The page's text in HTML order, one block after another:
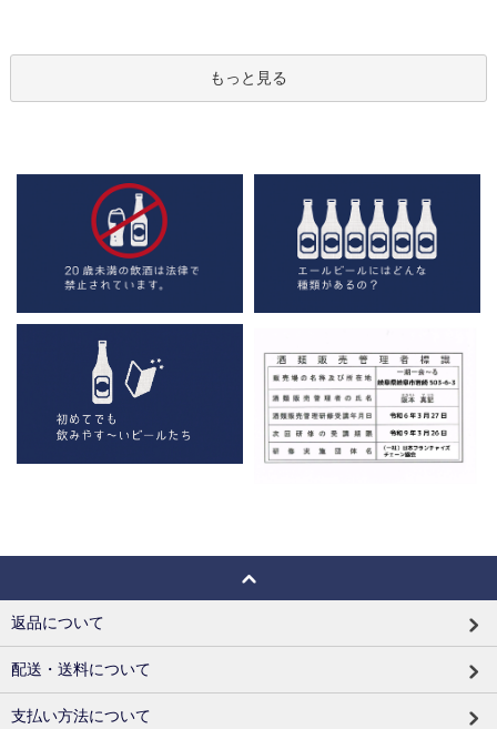
もっと見る
返品について
配送・送料について
支払い方法について